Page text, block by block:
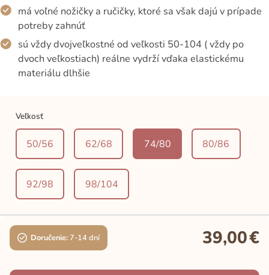
má voľné nožičky a ručičky, ktoré sa však dajú v prípade
potreby zahnúť
sú vždy dvojveľkostné od veľkosti 50-104 ( vždy po
dvoch veľkostiach) reálne vydrží vďaka elastickému
materiálu dlhšie
Veľkosť
50/56 62/68 74/80 80/86
92/98 98/104
Doručenie:7-14 dní 39,00€